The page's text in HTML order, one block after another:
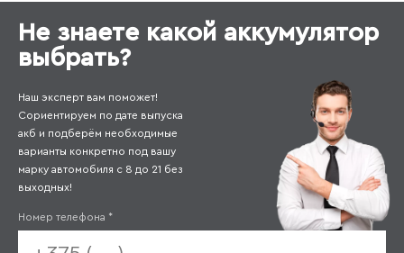
Не знаете какой аккумулятор
выбрать?
Наш эксперт вам поможет!
Сориентируем по дате выпуска
акб и подберём необходимые
варианты конкретно под вашу
марку автомобиля с 8 до 21 без
выходных!
Номер телефона *